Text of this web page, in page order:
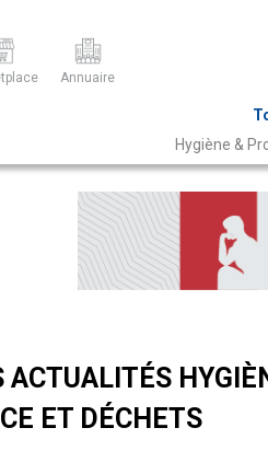
Annuaire
Hygiène &
ACTUALITÉS
ET DÉCHETS